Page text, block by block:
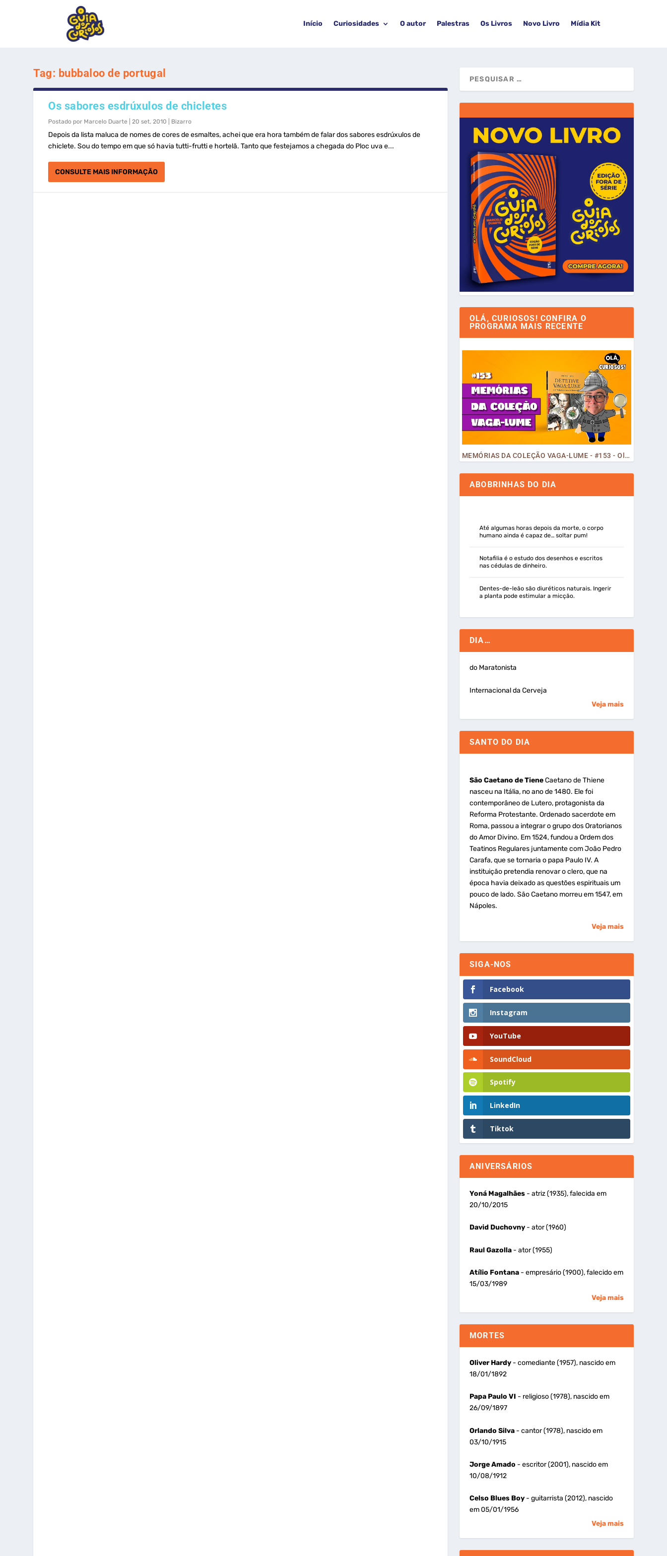
Início Curiosidades O autor Palestras Os Livros Novo Livro Mídia Kit
Tag: bubbaloo de portugal
Os sabores esdrúxulos de chicletes
Postado por Marcelo Duarte |20 set, 2010 Bizarro
Depois da lista maluca de nomes de cores de esmaltes, achei que era hora também de falar dos sabores esdrúxulos de
chiclete. Sou do tempo em que só havia tutti-frutti e hortelã. Tanto que festejamos a chegada do Ploc uva e...
CONSULTE MAIS INFORMAÇÃO
OLÁ, CURIOSOS! CONFIRA O
PROGRAMA MAIS RECENTE
MEMÓRIAS DA COLEÇÃO VAGA-LUME - #153 - Olá, Curiosos! 2023
ABOBRINHAS DO DIA
Até algumas horas depois da morte, o corpo
humano ainda é capaz de… soltar pum!
Notafilia é o estudo dos desenhos e escritos
nas cédulas de dinheiro.
Dentes-de-leão são diuréticos naturais. Ingerir
a planta pode estimular a micção.
DIA…
do Maratonista
Internacional da Cerveja
Veja mais
SANTO DO DIA
São Caetano de TieneCaetano de Thiene
nasceu na Itália, no ano de 1480. Ele foi
contemporâneo de Lutero, protagonista da
Reforma Protestante. Ordenado sacerdote em
Roma, passou a integrar o grupo dos Oratorianos
do Amor Divino. Em 1524, fundou a Ordem dos
Teatinos Regulares juntamente com João Pedro
Carafa, que se tornaria o papa Paulo IV. A
instituição pretendia renovar o clero, que na
época havia deixado as questões espirituais um
pouco de lado. São Caetano morreu em 1547, em
Nápoles.
Veja mais
SIGA-NOS
Facebook
Instagram
YouTube
SoundCloud
Spotify
LinkedIn
Tiktok
ANIVERSÁRIOS
Yoná Magalhães- atriz (1935), falecida em
20/10/2015
David Duchovny- ator (1960)
Raul Gazolla- ator (1955)
Atílio Fontana- empresário (1900), falecido em
15/03/1989
Veja mais
MORTES
Oliver Hardy- comediante (1957), nascido em
18/01/1892
Papa Paulo VI - religioso (1978), nascido em
26/09/1897
Orlando Silva- cantor (1978), nascido em
03/10/1915
Jorge Amado - escritor (2001), nascido em
10/08/1912
Celso Blues Boy- guitarrista (2012), nascido
em 05/01/1956
Veja mais